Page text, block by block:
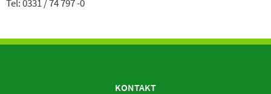
Tel: 0331 / 74 797 -0
KONTAKT